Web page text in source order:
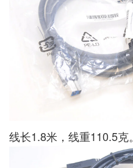
线长1.8米，线重110.5克。